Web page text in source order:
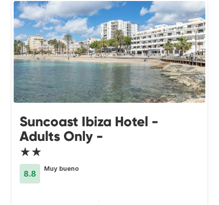
Suncoast Ibiza Hotel -
Adults Only -
★★
8.8
Muy bueno